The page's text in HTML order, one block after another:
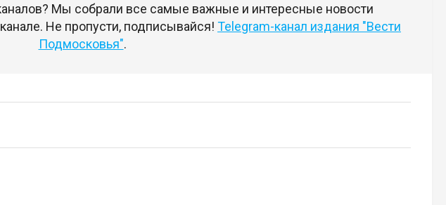
Мы собрали все самые важные и интересные новости
Не пропусти, подписывайся! Telegram-канал издания "Вести
Подмосковья".